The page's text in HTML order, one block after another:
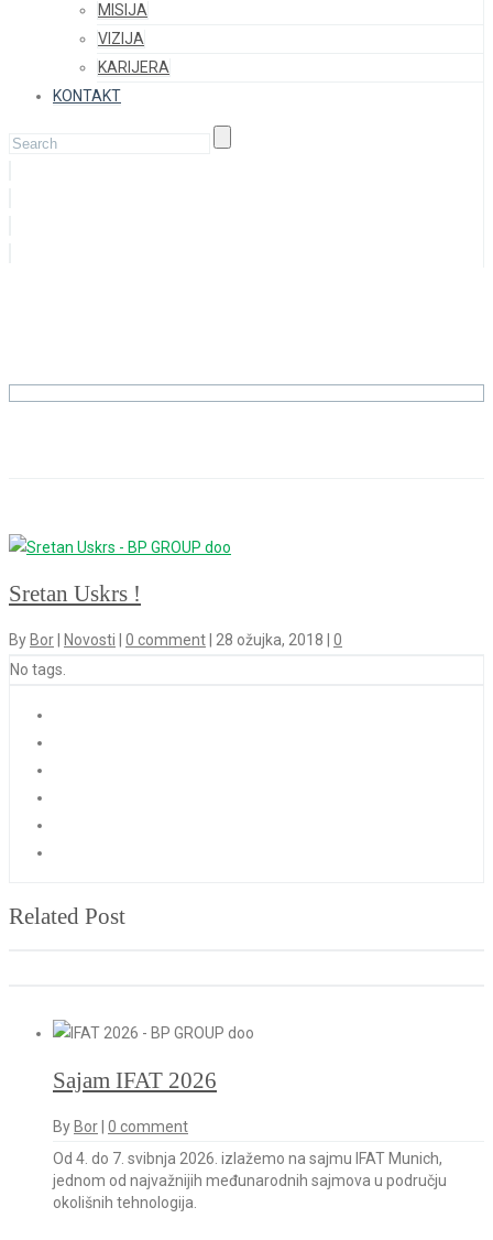
MISIJA
VIZIJA
KARIJERA
KONTAKT
Sretan Uskrs !
By Bor Novosti 0 comment 28 ožujka, 2018
0
No tags.
Related Post
Sajam IFAT 2026
By Bor 0 comment
Od 4. do 7. svibnja 2026. izlažemo na sajmu IFAT Munich,
jednom od najvažnijih međunarodnih sajmova u području
okolišnih tehnologija.